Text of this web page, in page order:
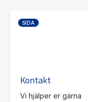
SIDA
Kontakt
Vi hjälper er gärna